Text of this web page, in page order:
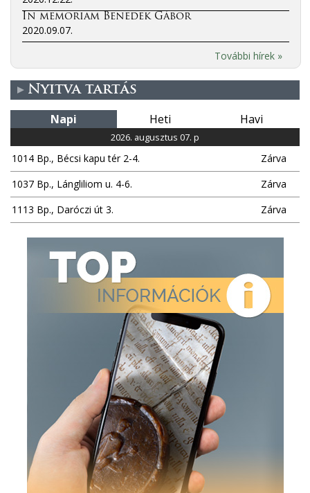
In memoriam Benedek Gábor
2020.09.07.
További hírek »
Nyitva tartás
Napi Heti Havi
2026. augusztus 07. p
1014 Bp., Bécsi kapu tér 2-4.
Zárva
1037 Bp., Lángliliom u. 4-6.
Zárva
1113 Bp., Daróczi út 3.
Zárva